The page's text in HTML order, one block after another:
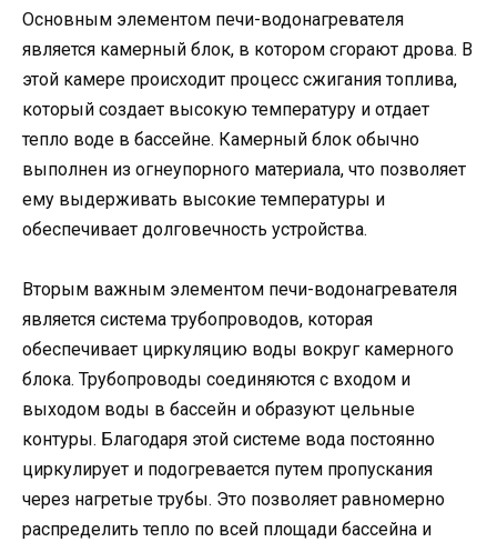
Основным элементом печи-водонагревателя
является камерный блок, в котором сгорают дрова. В
этой камере происходит процесс сжигания топлива,
который создает высокую температуру и отдает
тепло воде в бассейне. Камерный блок обычно
выполнен из огнеупорного материала, что позволяет
ему выдерживать высокие температуры и
обеспечивает долговечность устройства.
Вторым важным элементом печи-водонагревателя
является система трубопроводов, которая
обеспечивает циркуляцию воды вокруг камерного
блока. Трубопроводы соединяются с входом и
выходом воды в бассейн и образуют цельные
контуры. Благодаря этой системе вода постоянно
циркулирует и подогревается путем пропускания
через нагретые трубы. Это позволяет равномерно
распределить тепло по всей площади бассейна и